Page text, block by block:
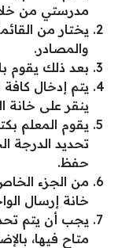
مدرستي من
يختار من
والمصادر.
بعد ذلك يقوم
يتم إدخال كافة
ينقر على خانة
يقوم المعلم
تحديد الدرجة
حفظ.
من الجزء
خانة إرسال
يجب أن يتم
متاح فيها،